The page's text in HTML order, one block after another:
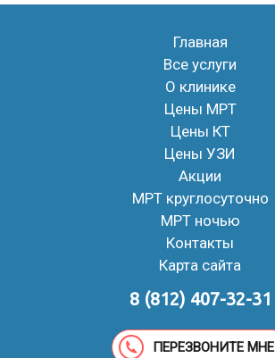
Главная
Все услуги
О клинике
Цены МРТ
Цены КТ
Цены УЗИ
Акции
МРТ круглосуточно
МРТ ночью
Контакты
Карта сайта
8 (812) 407-32-31
ПЕРЕЗВОНИТЕ МНЕ